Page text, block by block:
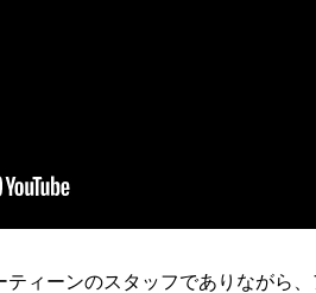
ィーンのスタッフでありながら